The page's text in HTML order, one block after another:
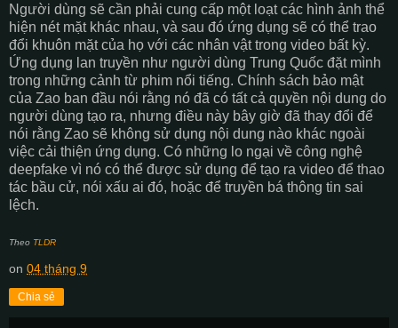
Người dùng sẽ cần phải cung cấp một loạt các hình ảnh thể
hiện nét mặt khác nhau, và sau đó ứng dụng sẽ có thể trao
đổi khuôn mặt của họ với các nhân vật trong video bất kỳ.
Ứng dụng lan truyền như người dùng Trung Quốc đặt mình
trong những cảnh từ phim nổi tiếng. Chính sách bảo mật
của Zao ban đầu nói rằng nó đã có tất cả quyền nội dung do
người dùng tạo ra, nhưng điều này bây giờ đã thay đổi để
nói rằng Zao sẽ không sử dụng nội dung nào khác ngoài
việc cải thiện ứng dụng. Có những lo ngại về công nghệ
deepfake vì nó có thể được sử dụng để tạo ra video để thao
tác bầu cử, nói xấu ai đó, hoặc để truyền bá thông tin sai
lệch.
Theo TLDR
on 04 tháng 9
Chia sẻ